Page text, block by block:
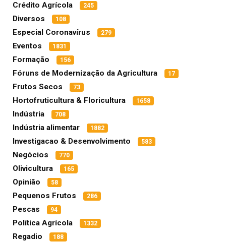
Crédito Agrícola 245
Diversos 108
Especial Coronavírus 279
Eventos 1831
Formação 156
Fóruns de Modernização da Agricultura 17
Frutos Secos 73
Hortofruticultura & Floricultura 1658
Indústria 708
Indústria alimentar 1882
Investigacao & Desenvolvimento 583
Negócios 770
Olivicultura 165
Opinião 58
Pequenos Frutos 286
Pescas 94
Política Agrícola 1332
Regadio 188